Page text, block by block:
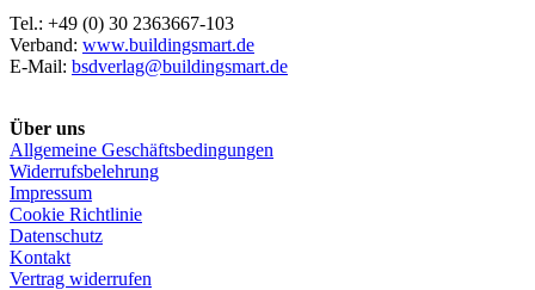
Tel.: +49 (0) 30 2363667-103
Verband: www.buildingsmart.de
E-Mail: bsdverlag@buildingsmart.de
Über uns
Allgemeine Geschäftsbedingungen
Widerrufsbelehrung
Impressum
Cookie Richtlinie
Datenschutz
Kontakt
Vertrag widerrufen